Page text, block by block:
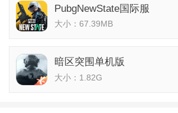
PubgNewState国际服
大小：67.39MB
暗区突围单机版
大小：1.82G